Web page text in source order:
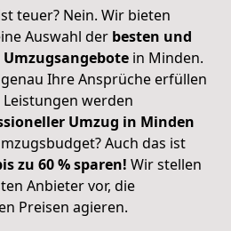
teuer? Nein. Wir bieten
Auswahl der besten und
in Minden.
Ihre Ansprüche erfüllen
werden
Umzug in Minden
Auch das ist
zu 60 % sparen! Wir stellen
Anbieter vor, die
Preisen agieren.